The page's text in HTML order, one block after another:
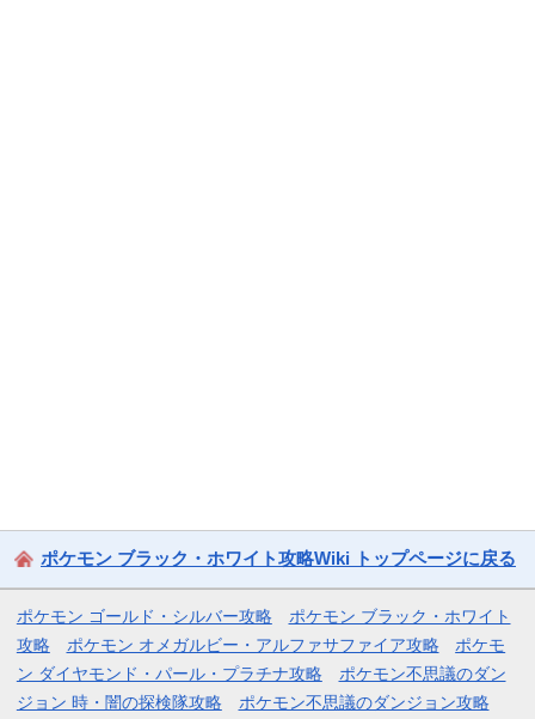
ポケモン ブラック・ホワイト攻略Wiki トップページに戻る
ポケモン ゴールド・シルバー攻略
ポケモン ブラック・ホワイト
攻略
ポケモン オメガルビー・アルファサファイア攻略
ポケモ
ン ダイヤモンド・パール・プラチナ攻略
ポケモン不思議のダン
ジョン 時・闇の探検隊攻略
ポケモン不思議のダンジョン攻略